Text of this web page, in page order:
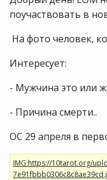
поучаствовать в
На фото человек,
Интересует:
- Мужчина это или
- Причина смерти..
ОС 29 апреля в